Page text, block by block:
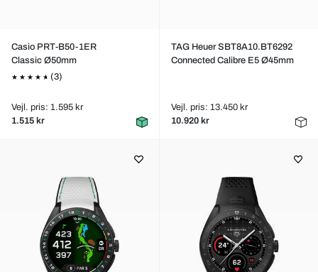
Casio PRT-B50-1ER
Classic Ø50mm
(3)
Vejl. pris: 1.595 kr
1.515 kr
TAG Heuer SBT8A10.BT6292
Connected Calibre E5 Ø45mm
Vejl. pris: 13.450 kr
10.920 kr